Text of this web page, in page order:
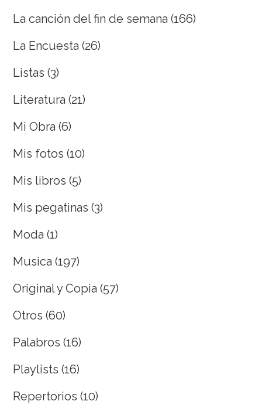
La canción del fin de semana (166)
La Encuesta (26)
Listas (3)
Literatura (21)
Mi Obra (6)
Mis fotos (10)
Mis libros (5)
Mis pegatinas (3)
Moda (1)
Musica (197)
Original y Copia (57)
Otros (60)
Palabros (16)
Playlists (16)
Repertorios (10)